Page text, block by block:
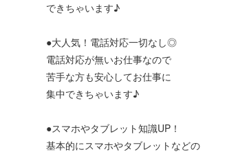
できちゃいます♪
●大人気！電話対応一切なし◎
電話対応が無いお仕事なので
苦手な方も安心してお仕事に
集中できちゃいます♪
●スマホやタブレット知識UP！
基本的にスマホやタブレットなどの